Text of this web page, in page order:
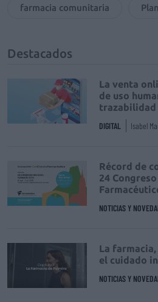
farmacia comunitaria
Destacados
La venta
de uso
trazabilidad
DIGITAL Isabel
Récord de
24
NOTICIAS Y
La
el cuidado
NOTICIAS Y